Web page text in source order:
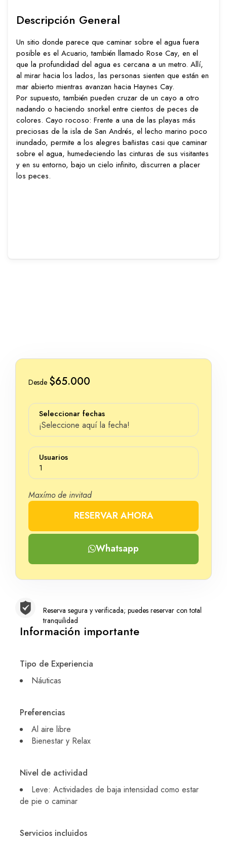
Descripción General
Un sitio donde parece que caminar sobre el agua fuera
posible es el Acuario, también llamado Rose Cay, en el
que la profundidad del agua es cercana a un metro. Allí,
al mirar hacia los lados, las personas sienten que están en
mar abierto mientras avanzan hacia Haynes Cay.
Por supuesto, también pueden cruzar de un cayo a otro
nadando o haciendo snorkel entre cientos de peces de
colores. Cayo rocoso: Frente a una de las playas más
preciosas de la isla de San Andrés, el lecho marino poco
inundado, permite a los alegres bañistas casi que caminar
sobre el agua, humedeciendo las cinturas de sus visitantes
y en su entorno, bajo un cielo infinito, discurren a placer
los peces.
Desde $65.000
Seleccionar fechas
¡Seleccione aquí la fecha!
Usuarios
1
Maxímo de invitad
RESERVAR AHORA
Whatsapp
Reserva segura y verificada; puedes reservar con total
tranquilidad
Información importante
Tipo de Experiencia
Náuticas
Preferencias
Al aire libre
Bienestar y Relax
Nivel de actividad
Leve: Actividades de baja intensidad como estar
de pie o caminar
Servicios incluidos